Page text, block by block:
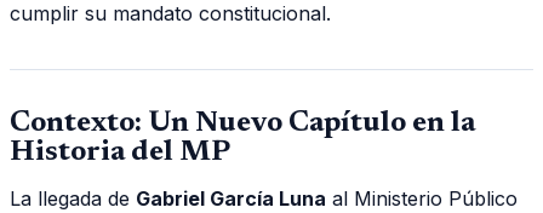
cumplir su mandato constitucional.
Contexto: Un Nuevo Capítulo en la
Historia del MP
La llegada de Gabriel García Luna al Ministerio Público